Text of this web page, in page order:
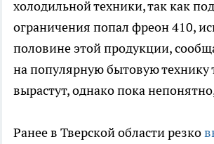
холодильной техники, так как
ограничения попал фреон 410,
половине этой продукции,
на популярную бытовую технику
вырастут, однако пока
Ранее в Тверской области резко